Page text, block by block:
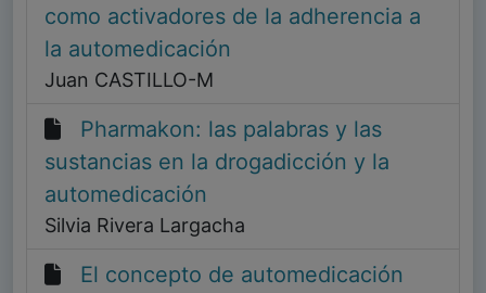
como activadores de la adherencia a
la automedicación
Juan CASTILLO-M
Pharmakon: las palabras y las
sustancias en la drogadicción y la
automedicación
Silvia Rivera Largacha
El concepto de automedicación